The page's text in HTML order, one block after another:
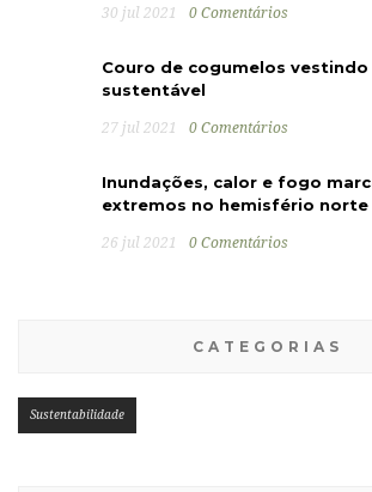
30 jul 2021 0 Comentários
Couro de cogumelos vestindo
sustentável
27 jul 2021 0 Comentários
Inundações, calor e fogo
extremos no hemisfério norte
26 jul 2021 0 Comentários
CATEGORIAS
Sustentabilidade